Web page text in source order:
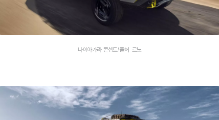
나이아가라 콘셉트/출처-르노